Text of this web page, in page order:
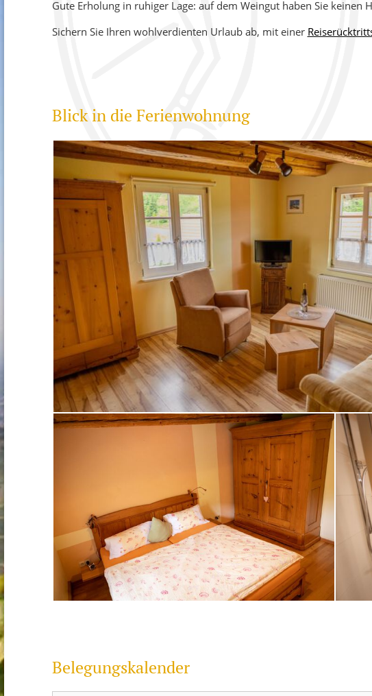
BLANC DE NOIR
SPÄTBUR­GUNDER
Gute Erholung in ruhiger Lage: auf dem Weingut haben Sie keinen
Sichern Sie Ihren wohlverdienten Urlaub ab, mit einer
Blick in die Ferienwohnung
Belegungskalender